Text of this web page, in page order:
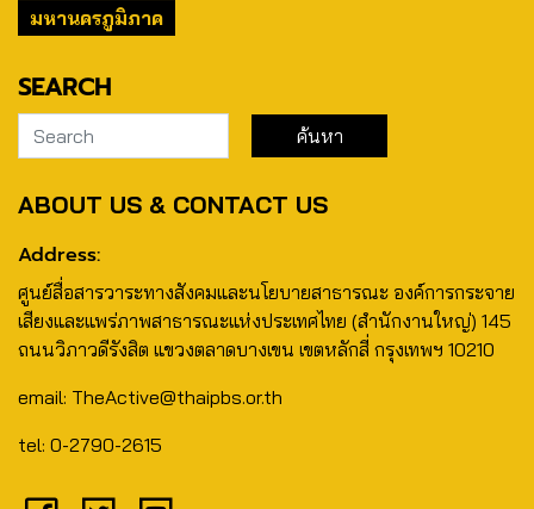
มหานครภูมิภาค
SEARCH
ABOUT US & CONTACT US
Address:
ศูนย์สื่อสารวาระทางสังคมและนโยบายสาธารณะ องค์การกระจาย
เสียงและแพร่ภาพสาธารณะแห่งประเทศไทย (สำนักงานใหญ่) 145
ถนนวิภาวดีรังสิต แขวงตลาดบางเขน เขตหลักสี่ กรุงเทพฯ 10210
email: TheActive@thaipbs.or.th
tel: 0-2790-2615